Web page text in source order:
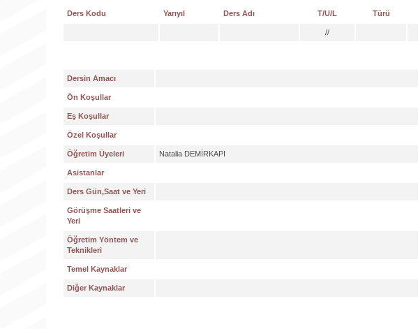
Ders Kodu Yarıyıl Ders Adı T/U/L Türü
//
Dersin Amacı
Ön Koşullar
Eş Koşullar
Özel Koşullar
Öğretim Üyeleri Natalia DEMİRKAPI
Asistanlar
Ders Gün,Saat ve Yeri
Görüşme Saatleri ve
Yeri
Öğretim Yöntem ve
Teknikleri
Temel Kaynaklar
Diğer Kaynaklar